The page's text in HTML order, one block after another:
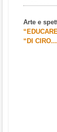
Arte e
“DI CIRO...